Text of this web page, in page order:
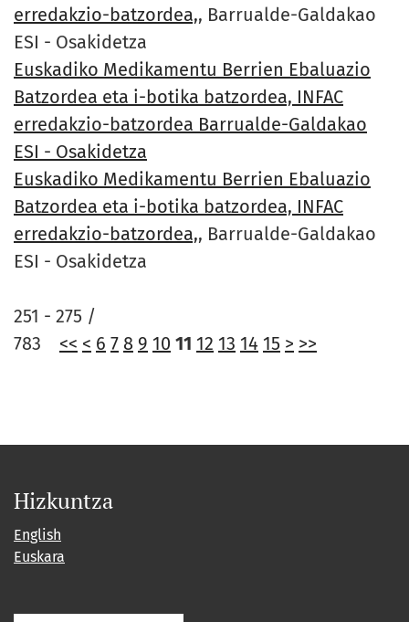
erredakzio-batzordea,, Barrualde-Galdakao
ESI - Osakidetza
Euskadiko Medikamentu Berrien Ebaluazio
Batzordea eta i-botika batzordea, INFAC
erredakzio-batzordea Barrualde-Galdakao
ESI - Osakidetza
Euskadiko Medikamentu Berrien Ebaluazio
Batzordea eta i-botika batzordea, INFAC
erredakzio-batzordea,, Barrualde-Galdakao
ESI - Osakidetza
251 - 275 /
783 << < 6 7 8 9 10 11 12 13 14 15 > >>
Hizkuntza
English
Euskara